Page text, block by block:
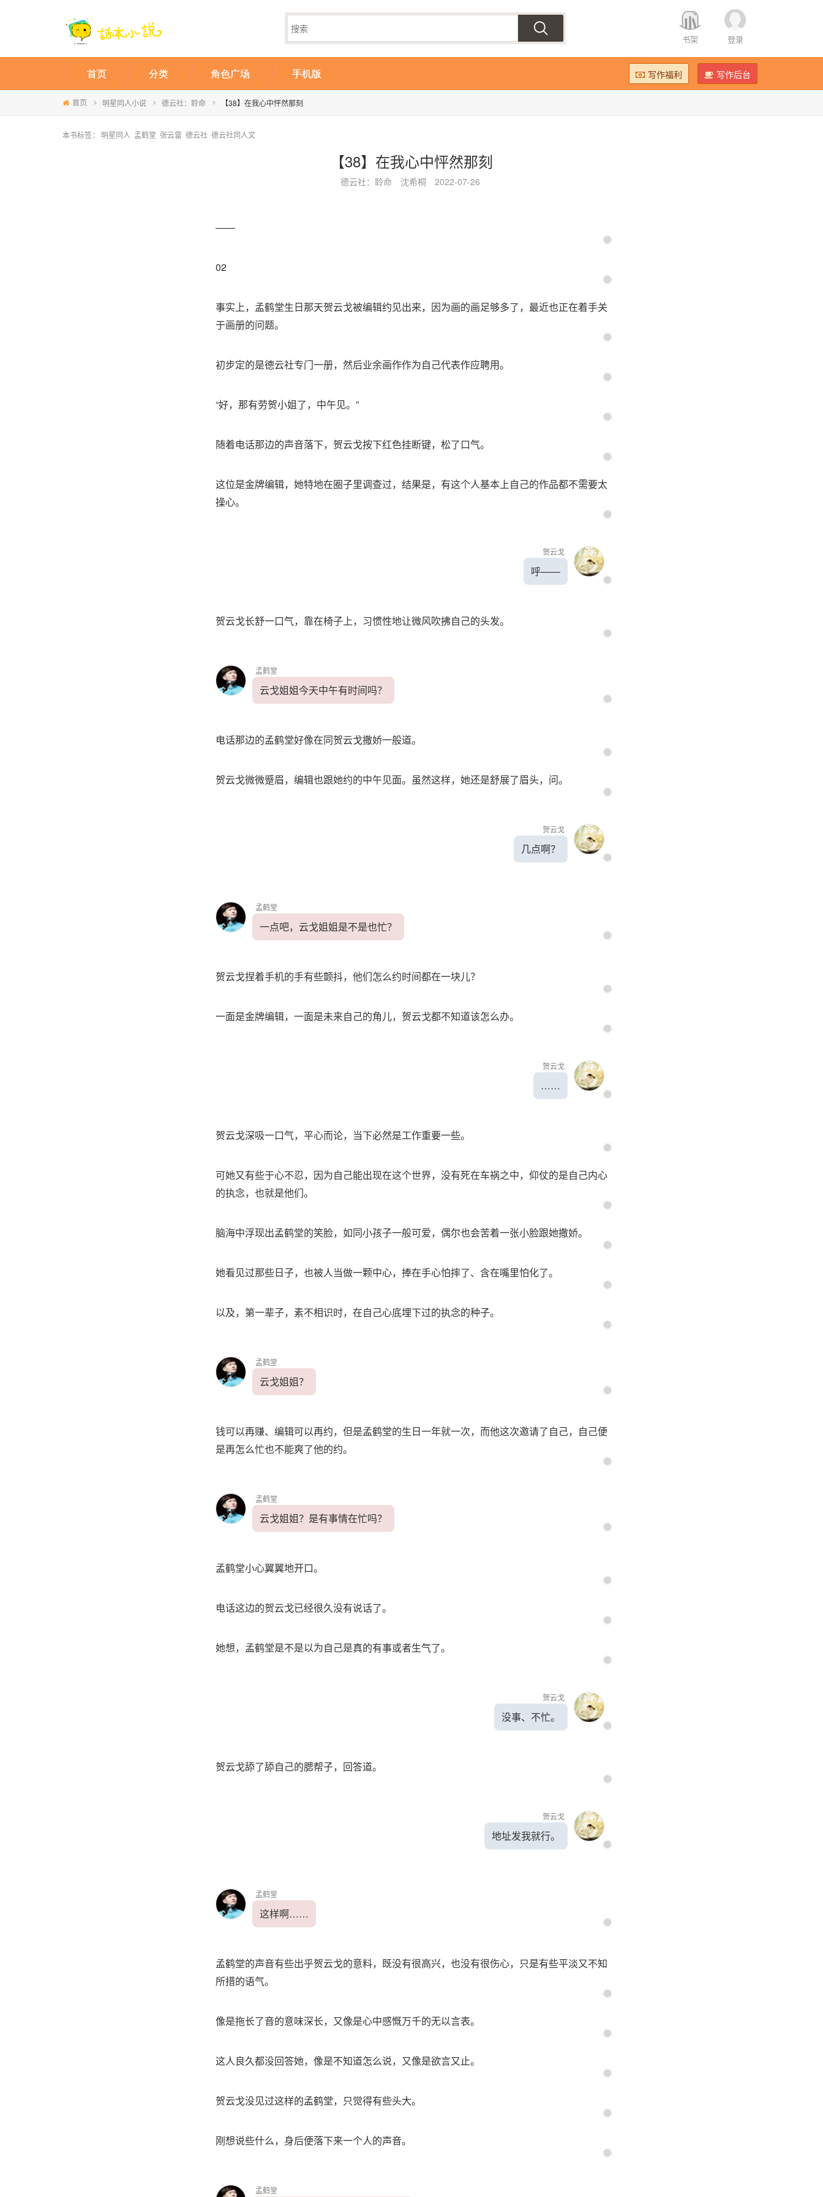
书架 登录
写作福利 写作后台
首页 分类 角色广场 手机版
首页 明星同人小说 德云社：聆命 【38】在我心中怦然那刻
本书标签： 明星同人 孟鹤堂 张云雷 德云社 德云社同人文
【38】在我心中怦然那刻
德云社：聆命 沈希桐 2022-07-26
——
02
事实上，孟鹤堂生日那天贺云戈被编辑约见出来，因为画的画足够多了，最近也正在着手关
于画册的问题。
初步定的是德云社专门一册，然后业余画作作为自己代表作应聘用。
“好，那有劳贺小姐了，中午见。”
随着电话那边的声音落下，贺云戈按下红色挂断键，松了口气。
这位是金牌编辑，她特地在圈子里调查过，结果是，有这个人基本上自己的作品都不需要太
操心。
贺云戈
呼——
贺云戈长舒一口气，靠在椅子上，习惯性地让微风吹拂自己的头发。
孟鹤堂
云戈姐姐今天中午有时间吗？
电话那边的孟鹤堂好像在同贺云戈撒娇一般道。
贺云戈微微蹙眉，编辑也跟她约的中午见面。虽然这样，她还是舒展了眉头，问。
贺云戈
几点啊？
孟鹤堂
一点吧，云戈姐姐是不是也忙？
贺云戈捏着手机的手有些颤抖，他们怎么约时间都在一块儿？
一面是金牌编辑，一面是未来自己的角儿，贺云戈都不知道该怎么办。
贺云戈
……
贺云戈深吸一口气，平心而论，当下必然是工作重要一些。
可她又有些于心不忍，因为自己能出现在这个世界，没有死在车祸之中，仰仗的是自己内心
的执念，也就是他们。
脑海中浮现出孟鹤堂的笑脸，如同小孩子一般可爱，偶尔也会苦着一张小脸跟她撒娇。
她看见过那些日子，也被人当做一颗中心，捧在手心怕摔了、含在嘴里怕化了。
以及，第一辈子，素不相识时，在自己心底埋下过的执念的种子。
孟鹤堂
云戈姐姐？
钱可以再赚、编辑可以再约，但是孟鹤堂的生日一年就一次，而他这次邀请了自己，自己便
是再怎么忙也不能爽了他的约。
孟鹤堂
云戈姐姐？是有事情在忙吗？
孟鹤堂小心翼翼地开口。
电话这边的贺云戈已经很久没有说话了。
她想，孟鹤堂是不是以为自己是真的有事或者生气了。
贺云戈
没事、不忙。
贺云戈舔了舔自己的腮帮子，回答道。
贺云戈
地址发我就行。
孟鹤堂
这样啊……
孟鹤堂的声音有些出乎贺云戈的意料，既没有很高兴，也没有很伤心，只是有些平淡又不知
所措的语气。
像是拖长了音的意味深长，又像是心中感慨万千的无以言表。
这人良久都没回答她，像是不知道怎么说，又像是欲言又止。
贺云戈没见过这样的孟鹤堂，只觉得有些头大。
刚想说些什么，身后便落下来一个人的声音。
孟鹤堂